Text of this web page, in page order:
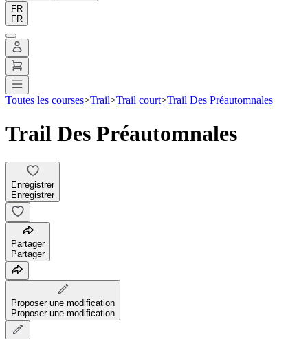
FR
FR
Toutes les courses>Trail>Trail court>Trail Des Préautomnales
Trail Des Préautomnales
Enregistrer
Enregistrer
Partager
Partager
Proposer une modification
Proposer une modification